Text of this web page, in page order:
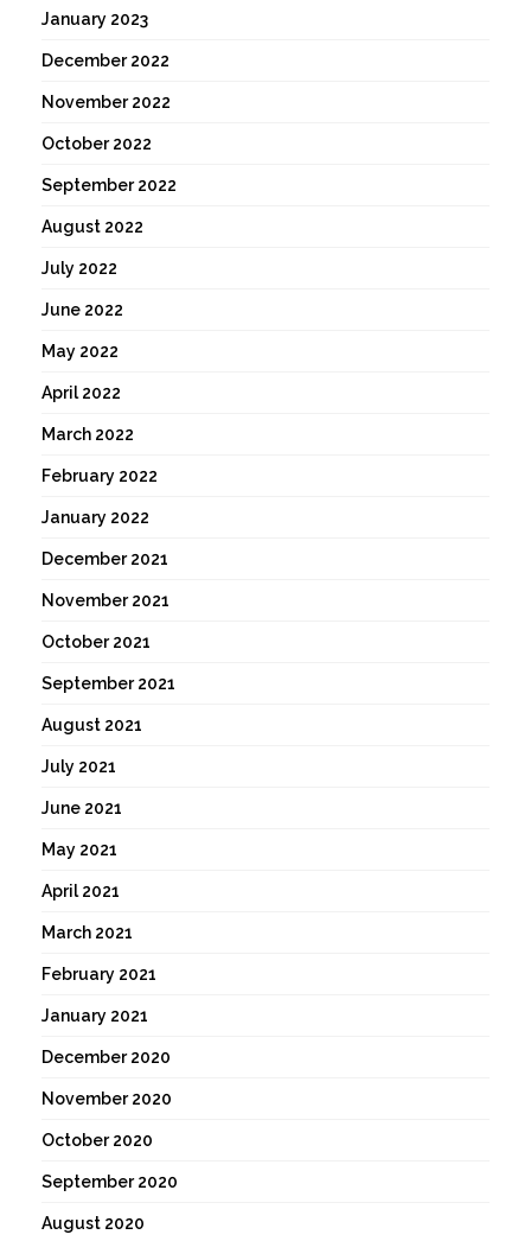
January 2023
December 2022
November 2022
October 2022
September 2022
August 2022
July 2022
June 2022
May 2022
April 2022
March 2022
February 2022
January 2022
December 2021
November 2021
October 2021
September 2021
August 2021
July 2021
June 2021
May 2021
April 2021
March 2021
February 2021
January 2021
December 2020
November 2020
October 2020
September 2020
August 2020